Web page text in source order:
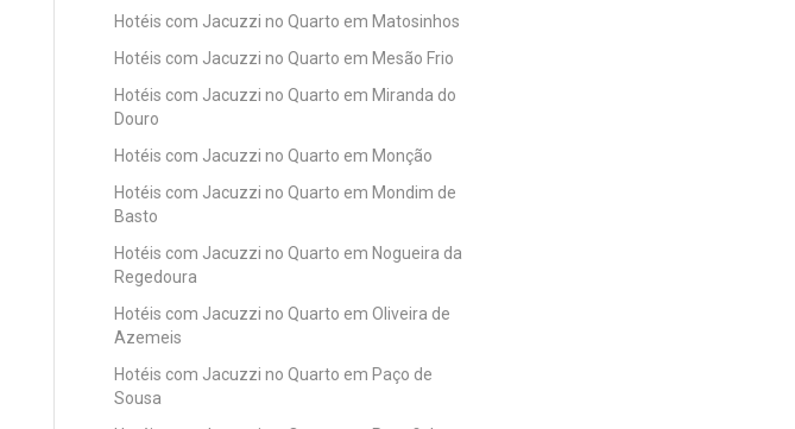
Hotéis com Jacuzzi no Quarto em Matosinhos
Hotéis com Jacuzzi no Quarto em Mesão Frio
Hotéis com Jacuzzi no Quarto em Miranda do
Douro
Hotéis com Jacuzzi no Quarto em Monção
Hotéis com Jacuzzi no Quarto em Mondim de
Basto
Hotéis com Jacuzzi no Quarto em Nogueira da
Regedoura
Hotéis com Jacuzzi no Quarto em Oliveira de
Azemeis
Hotéis com Jacuzzi no Quarto em Paço de
Sousa